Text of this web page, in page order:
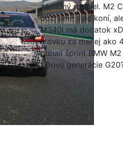
zásadný rozdiel. M2
poznanie viac koní,
M340i má dodatok
stovku za menej ako
odhalí šprint BMW
xDrive generácie